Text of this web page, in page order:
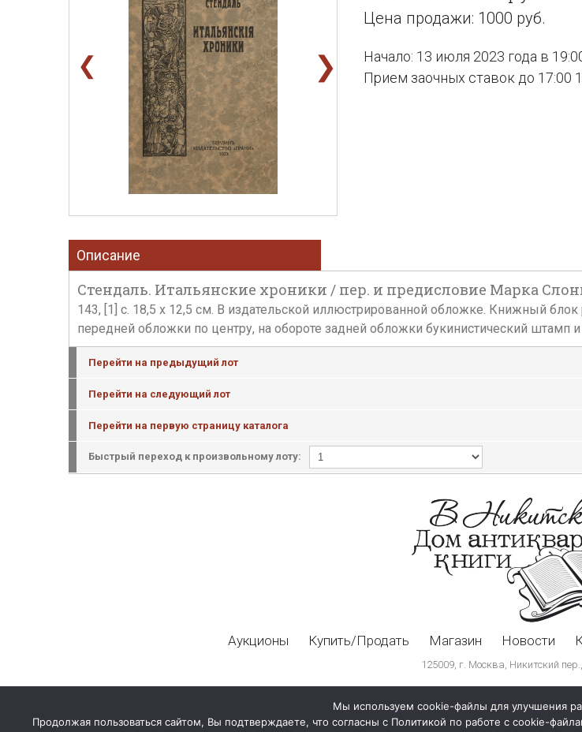
❮ ❯
Цена продажи: 1000 руб.
Начало: 13 июля 2023 года в
Прием заочных ставок до 17:00
Описание
Стендаль. Итальянские хроники / пер. и предисловие Марка
143, [1] с. 18,5 х 12,5 см. В издательской иллюстрированной обложке. Книжный
передней обложки по центру, на обороте задней обложки букинистический штамп
Перейти на предыдущий лот
Перейти на следующий лот
Перейти на первую страницу каталога
Быстрый переход к произвольному лоту:
Аукционы Купить/Продать Магазин Новости
125009, г. Москва, Никитский
Мы используем cookie-файлы для улучшения
Продолжая пользоваться сайтом, Вы подтверждаете, что согласны с Политикой по работе с cookie-